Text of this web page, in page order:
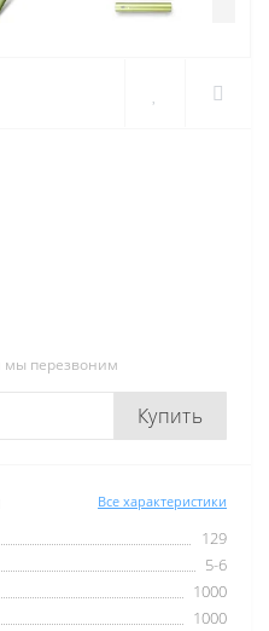
мы перезвоним
Купить
Все характеристики
129
5-6
1000
1000